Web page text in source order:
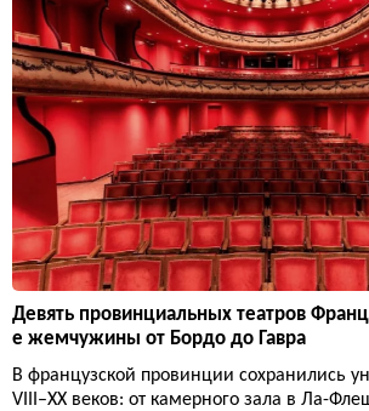
Девять провинциальных театров
е жемчужины от Бордо до Гавра
В французской провинции сохранились
VIII–XX веков: от камерного зала в Ла-